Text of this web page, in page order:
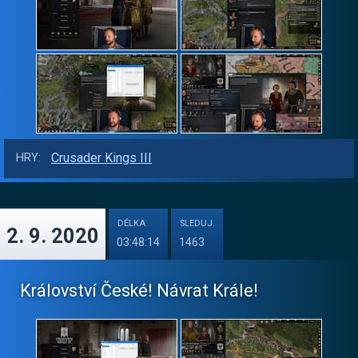
HRY: Crusader Kings III
2. 9. 2020
DÉLKA
03:48:14
SLEDUJ.
1463
Království České! Návrat Krále!